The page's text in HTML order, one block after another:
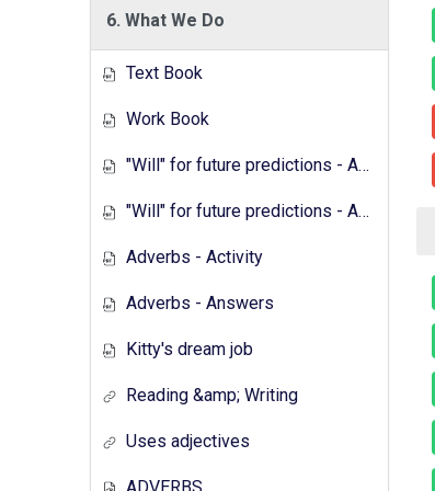
6. What We Do
Text Book
Work Book
"Will" for future predictions - Activity
"Will" for future predictions - Answers
Adverbs - Activity
Adverbs - Answers
Kitty's dream job
Reading &amp; Writing
Uses adjectives